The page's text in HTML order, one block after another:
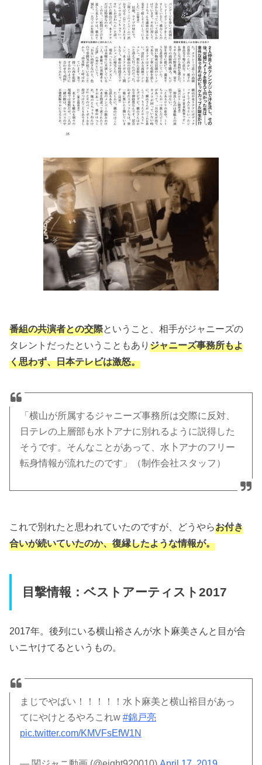
番組の共演者との交際ということ、相手がジャニーズの
タレントだったということもありジャニーズ事務所もよ
く思わず、日本テレビは激怒。
「横山が所属するジャニーズ事務所は交際に反対、
日テレの上層部も水卜アナに別れるように説得した
そうです。そんなことがあって、水卜アナのフリー
転身情報が流れたのです」（制作会社スタッフ）
これで別れたと思われていたのですが、どうやらお付き
合いが続いていたのか、復縁したような情報が。
目撃情報：ベストアーティスト2017
2017年。後列にいる横山裕さんが水卜麻美さんと目が合
いニヤけてるというもの。
まじでやばい！！！！！水卜麻美と横山裕目があっ
てにやけとるやろこれw#錦戸亮
pic.twitter.com/KMVFsEfW1N